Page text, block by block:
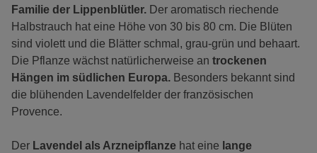
Familie der Lippenblütler. Der aromatisch riechende
Halbstrauch hat eine Höhe von 30 bis 80 cm. Die Blüten
sind violett und die Blätter schmal, grau-grün und behaart.
Die Pflanze wächst natürlicherweise an trockenen
Hängen im südlichen Europa. Besonders bekannt sind
die blühenden Lavendelfelder der französischen
Provence.
Der Lavendel als Arzneipflanze hat eine lange